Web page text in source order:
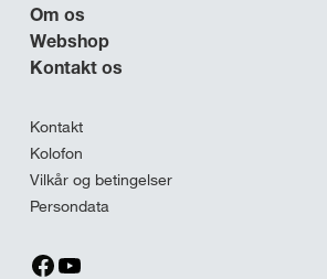
Om os
Webshop
Kontakt os
Kontakt
Kolofon
Vilkår og betingelser
Persondata